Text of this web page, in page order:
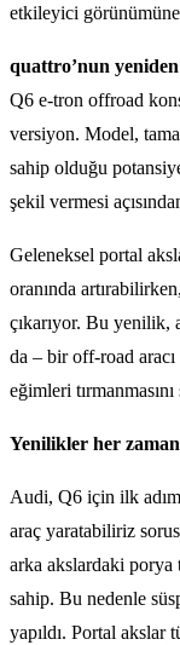
etkileyici görünümüne
quattro’nun
Q6 e-tron offroad
versiyon. Model,
sahip olduğu
şekil vermesi
Geleneksel portal
oranında
çıkarıyor. Bu yenilik,
da – bir off-road
eğimleri tırmanmasını
Yenilikler her
Audi, Q6 için ilk
araç yaratabiliriz
arka akslardaki porya
sahip. Bu nedenle
yapıldı. Portal